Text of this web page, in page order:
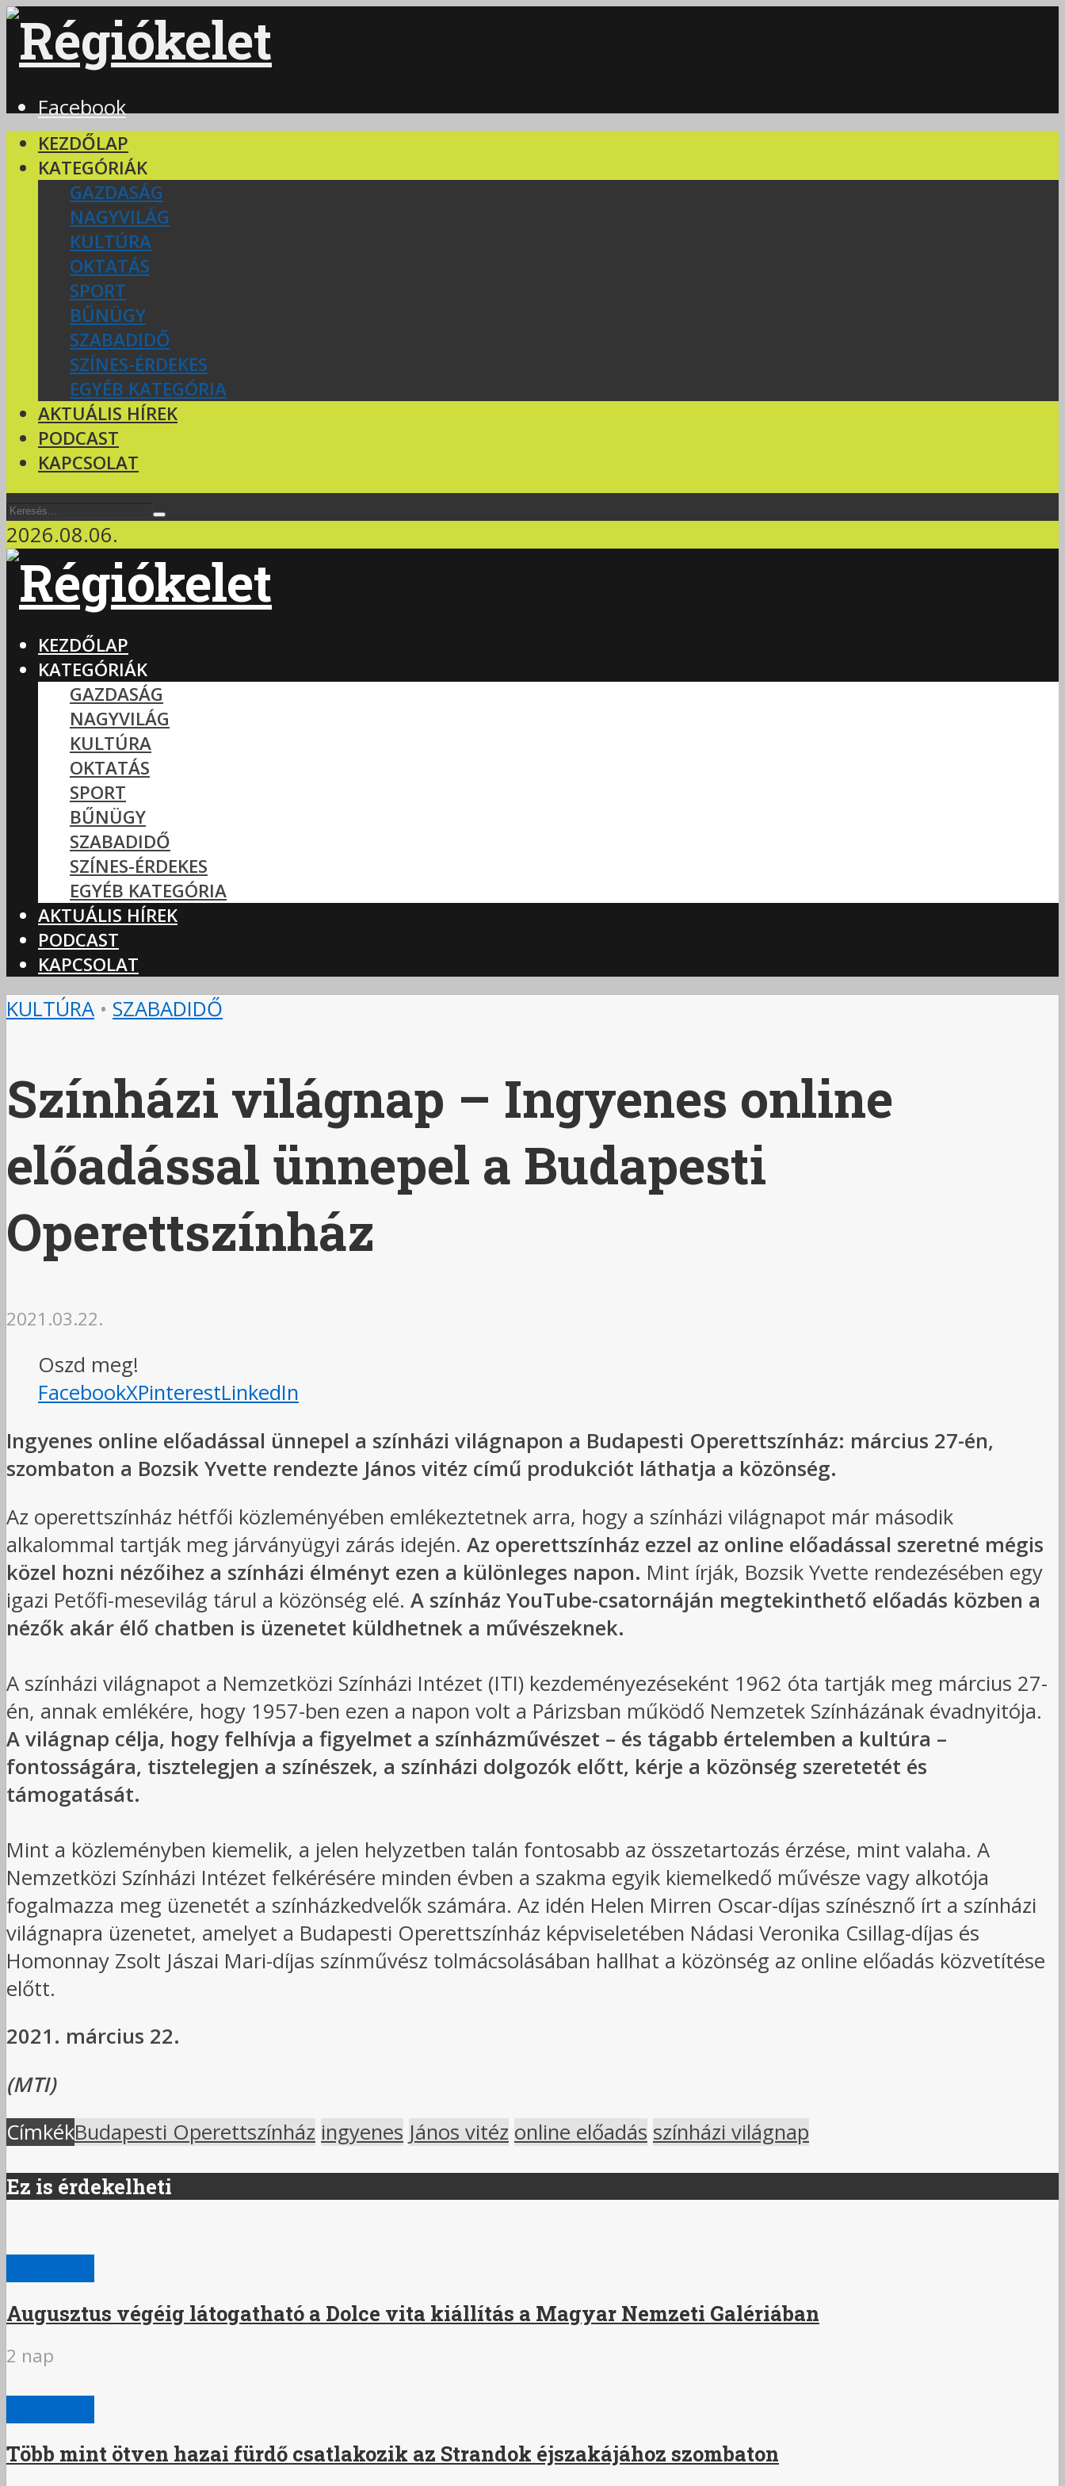
Facebook
KEZDŐLAP
KATEGÓRIÁK
GAZDASÁG
NAGYVILÁG
KULTÚRA
OKTATÁS
SPORT
BŰNÜGY
SZABADIDŐ
SZÍNES-ÉRDEKES
EGYÉB KATEGÓRIA
AKTUÁLIS HÍREK
PODCAST
KAPCSOLAT
2026.08.06.
KEZDŐLAP
KATEGÓRIÁK
GAZDASÁG
NAGYVILÁG
KULTÚRA
OKTATÁS
SPORT
BŰNÜGY
SZABADIDŐ
SZÍNES-ÉRDEKES
EGYÉB KATEGÓRIA
AKTUÁLIS HÍREK
PODCAST
KAPCSOLAT
KULTÚRA • SZABADIDŐ
Színházi világnap – Ingyenes online
előadással ünnepel a Budapesti
Operettszínház
2021.03.22.
Oszd meg!
FacebookXPinterestLinkedIn
Ingyenes online előadással ünnepel a színházi világnapon a Budapesti Operettszínház: március 27-én,
szombaton a Bozsik Yvette rendezte János vitéz című produkciót láthatja a közönség.
Az operettszínház hétfői közleményében emlékeztetnek arra, hogy a színházi világnapot már második
alkalommal tartják meg járványügyi zárás idején. Az operettszínház ezzel az online előadással szeretné mégis
közel hozni nézőihez a színházi élményt ezen a különleges napon. Mint írják, Bozsik Yvette rendezésében egy
igazi Petőfi-mesevilág tárul a közönség elé. A színház YouTube-csatornáján megtekinthető előadás közben a
nézők akár élő chatben is üzenetet küldhetnek a művészeknek.
A színházi világnapot a Nemzetközi Színházi Intézet (ITI) kezdeményezéseként 1962 óta tartják meg március 27-
én, annak emlékére, hogy 1957-ben ezen a napon volt a Párizsban működő Nemzetek Színházának évadnyitója.
A világnap célja, hogy felhívja a figyelmet a színházművészet – és tágabb értelemben a kultúra –
fontosságára, tisztelegjen a színészek, a színházi dolgozók előtt, kérje a közönség szeretetét és
támogatását.
Mint a közleményben kiemelik, a jelen helyzetben talán fontosabb az összetartozás érzése, mint valaha. A
Nemzetközi Színházi Intézet felkérésére minden évben a szakma egyik kiemelkedő művésze vagy alkotója
fogalmazza meg üzenetét a színházkedvelők számára. Az idén Helen Mirren Oscar-díjas színésznő írt a színházi
világnapra üzenetet, amelyet a Budapesti Operettszínház képviseletében Nádasi Veronika Csillag-díjas és
Homonnay Zsolt Jászai Mari-díjas színművész tolmácsolásában hallhat a közönség az online előadás közvetítése
előtt.
2021. március 22.
(MTI)
CímkékBudapesti Operettszínház ingyenes János vitéz online előadás színházi világnap
Ez is érdekelheti
Augusztus végéig látogatható a Dolce vita kiállítás a Magyar Nemzeti Galériában
2 nap
Több mint ötven hazai fürdő csatlakozik az Strandok éjszakájához szombaton